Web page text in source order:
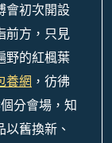
會初次開設
前方，只見
野的紅楓葉
養網 ，彷彿
分會場，知
舊換新、